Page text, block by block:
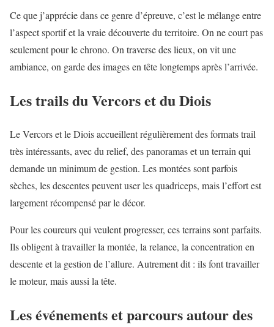
Ce que j’apprécie dans ce genre d’épreuve, c’est le mélange entre
l’aspect sportif et la vraie découverte du territoire. On ne court pas
seulement pour le chrono. On traverse des lieux, on vit une
ambiance, on garde des images en tête longtemps après l’arrivée.
Les trails du Vercors et du Diois
Le Vercors et le Diois accueillent régulièrement des formats trail
très intéressants, avec du relief, des panoramas et un terrain qui
demande un minimum de gestion. Les montées sont parfois
sèches, les descentes peuvent user les quadriceps, mais l’effort est
largement récompensé par le décor.
Pour les coureurs qui veulent progresser, ces terrains sont parfaits.
Ils obligent à travailler la montée, la relance, la concentration en
descente et la gestion de l’allure. Autrement dit : ils font travailler
le moteur, mais aussi la tête.
Les événements et parcours autour des